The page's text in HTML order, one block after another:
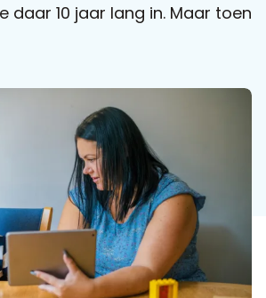
Sophi
Sophi
daar 10 jaar lang in. Maar toen